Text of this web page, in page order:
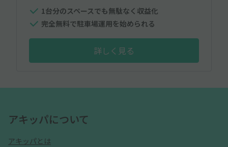
1台分のスペースでも無駄なく収益化
完全無料で駐車場運用を始められる
詳しく見る
アキッパについて
アキッパとは